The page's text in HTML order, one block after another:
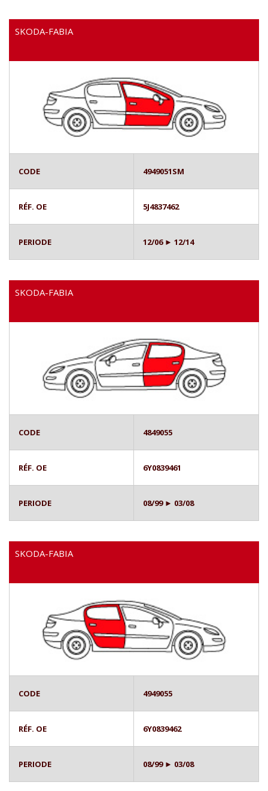
SKODA-FABIA
CODE 4949051SM
RÉF. OE 5J4837462
PERIODE 12/06 ► 12/14
SKODA-FABIA
CODE 4849055
RÉF. OE 6Y0839461
PERIODE 08/99 ► 03/08
SKODA-FABIA
CODE 4949055
RÉF. OE 6Y0839462
PERIODE 08/99 ► 03/08